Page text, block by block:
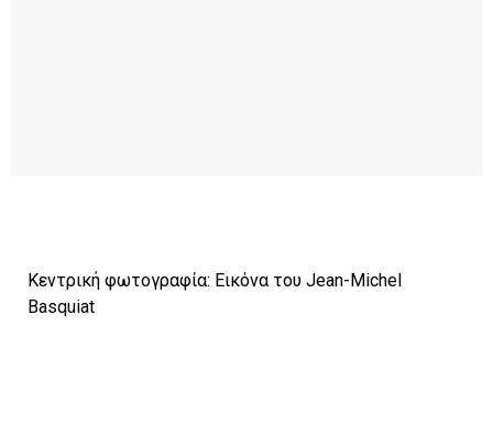
Kεντρική φωτογραφία: Eικόνα του Jean-Michel
Basquiat